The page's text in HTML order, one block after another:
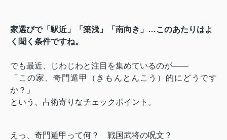
家選びで「駅近」「築浅」「南向き」…このあたりはよ
く聞く条件ですね。
でも最近、じわじわと注目を集めているのが――
「この家、奇門遁甲（きもんとんこう）的にどうです
か？」
という、占術寄りなチェックポイント。
えっ、奇門遁甲って何？ 戦国武将の呪文？